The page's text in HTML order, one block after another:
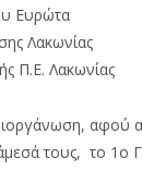
Ευρώτα
Λακωνίας
Π.Ε. Λακωνίας
αφού
τους, το 1ο